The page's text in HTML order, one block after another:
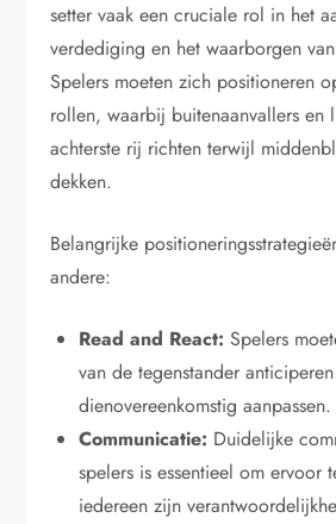
setter vaak een cruciale rol in het
verdediging en het waarborgen
Spelers moeten zich positioneren
rollen, waarbij buitenaanvallers en
achterste rij richten terwijl
dekken.
Belangrijke
andere:
Read and React: Spelers
van de tegenstander
dienovereenkomstig aanpassen.
Communicatie: Duidelijke
spelers is essentieel om ervoor
iedereen zijn